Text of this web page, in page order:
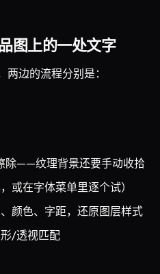
图上的一处文字
边的流程分别是：
除——纹理背景还要手动收拾
或在字体菜单里逐个试）
颜色、字距，还原图层样式
/透视匹配